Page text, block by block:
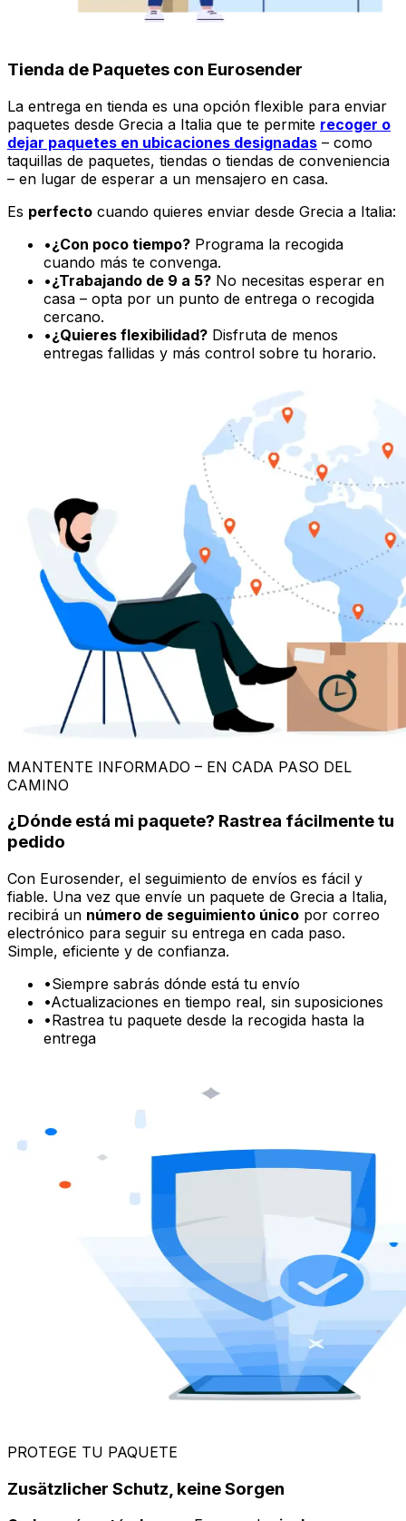
MANTENTE INFORMADO – EN CADA PASO DEL
¿Dónde está mi paquete? Rastrea fácilmente tu
Con Eurosender, el seguimiento de envíos es fácil y
fiable. Una vez que envíe un paquete de Grecia a Italia,
recibirá unnúmero de seguimiento único
por correo
electrónico para seguir su entrega en cada paso.
Simple, eficiente y de confianza.
Siempre sabrás dónde está tu envío
Actualizaciones en tiempo real, sin suposiciones
Rastrea tu paquete desde la recogida hasta la
entrega
Zusätzlicher Schutz, keine Sorgen
Cada envío estándarcon Eurosender
seguro básico
– cubre artículos valorados hasta €200.
¿Envío de algo más valioso? Puedes añadir fácilmente
para mayor
tranquilidad. Si tienes preguntas sobre el envío de
paquetes desde Grecia a Italia, nuestro
equipo de
te ayudará rápidamente.
¡Reserva ahora y envía con confianza!